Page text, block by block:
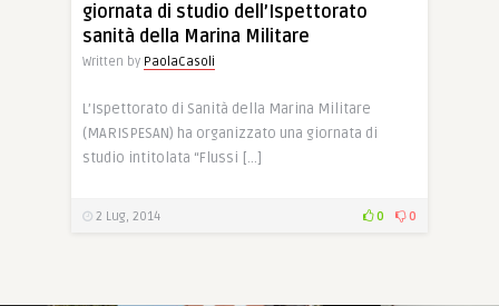
giornata di studio dell’Ispettorato
sanità della Marina Militare
Written by PaolaCasoli
L’Ispettorato di Sanità della Marina Militare
(MARISPESAN) ha organizzato una giornata di
studio intitolata “Flussi […]
2 Lug, 2014 0 0